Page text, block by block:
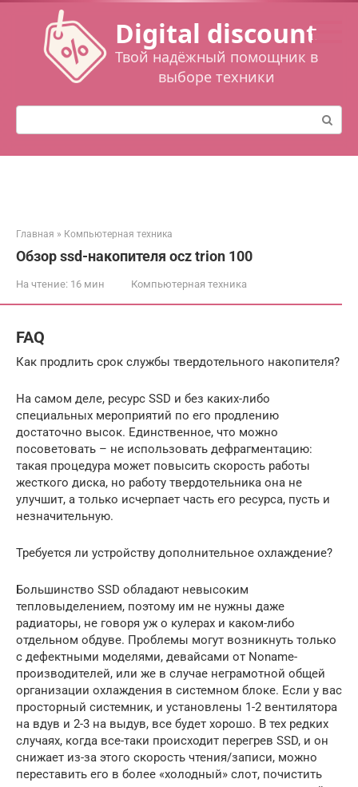
Перейти
контенту
Digital discount
Твой надёжный помощник в
выборе техники
Поиск:
Главная » Компьютерная техника
Обзор ssd-накопителя ocz trion 100
На чтение: 16 мин Компьютерная техника
FAQ
Как продлить срок службы твердотельного накопителя?
На самом деле, ресурс SSD и без каких-либо
специальных мероприятий по его продлению
достаточно высок. Единственное, что можно
посоветовать – не использовать дефрагментацию:
такая процедура может повысить скорость работы
жесткого диска, но работу твердотельника она не
улучшит, а только исчерпает часть его ресурса, пусть и
незначительную.
Требуется ли устройству дополнительное охлаждение?
Большинство SSD обладают невысоким
тепловыделением, поэтому им не нужны даже
радиаторы, не говоря уж о кулерах и каком-либо
отдельном обдуве. Проблемы могут возникнуть только
с дефектными моделями, девайсами от Noname-
производителей, или же в случае неграмотной общей
организации охлаждения в системном блоке. Если у вас
просторный системник, и установлены 1-2 вентилятора
на вдув и 2-3 на выдув, все будет хорошо. В тех редких
случаях, когда все-таки происходит перегрев SSD, и он
снижает из-за этого скорость чтения/записи, можно
переставить его в более «холодный» слот, почистить